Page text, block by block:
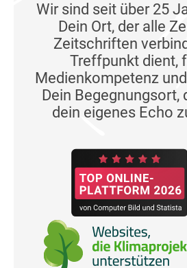
Wir sind seit über 25
Dein Ort, der alle
Zeitschriften
Treffpunkt dient,
Medienkompetenz
Dein Begegnungsort,
dein eigenes Echo